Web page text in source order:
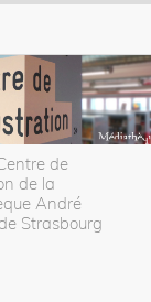
de
de la
André
Strasbourg